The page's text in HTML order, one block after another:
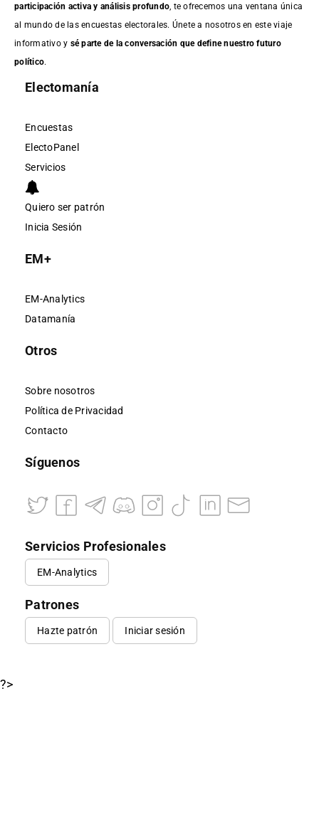
participación activa y análisis profundo , te ofrecemos una ventana única
al mundo de las encuestas electorales. Únete a nosotros en este viaje
informativo y sé parte de la conversación que define nuestro futuro
político.
Electomanía
Encuestas
ElectoPanel
Servicios
Quiero ser patrón
Inicia Sesión
EM+
EM-Analytics
Datamanía
Otros
Sobre nosotros
Política de Privacidad
Contacto
Síguenos
Servicios Profesionales
EM-Analytics
Patrones
Hazte patrón Iniciar sesión
?>